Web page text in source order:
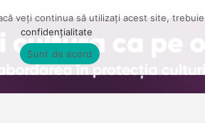
veți continua să utilizați acest site,
confidențialitate
Sunt de acord